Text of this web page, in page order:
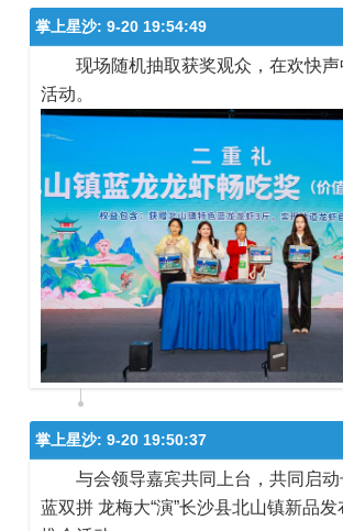
掌上星沙: 9-20 19:54:49
现场随机抽取获奖观众，在欢快
活动。
掌上星沙: 9-20 19:50:37
与会领导嘉宾共同上台，共同启
蓝双拼 龙梅大“演”长沙县北山镇新品